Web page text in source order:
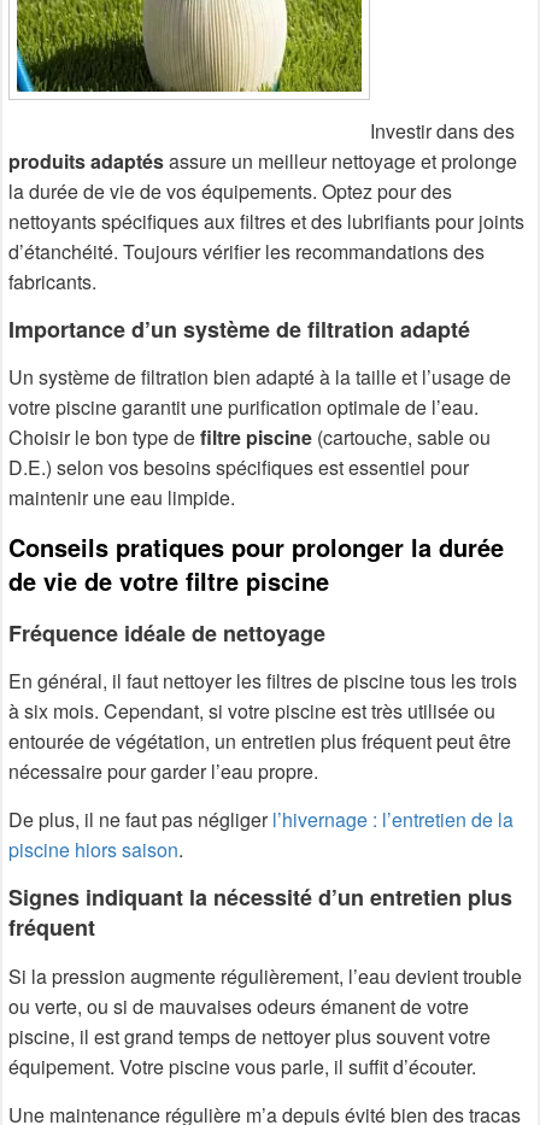
Investir dans des
produits adaptésassure un meilleur nettoyage et prolonge
la durée de vie de vos équipements. Optez pour des
nettoyants spécifiques aux filtres et des lubrifiants pour joints
d’étanchéité. Toujours vérifier les recommandations des
fabricants.
Importance d’un système de filtration adapté
Un système de filtration bien adapté à la taille et l’usage de
votre piscine garantit une purification optimale de l’eau.
Choisir le bon type defiltre piscine (cartouche, sable ou
D.E.) selon vos besoins spécifiques est essentiel pour
maintenir une eau limpide.
Conseils pratiques pour prolonger la durée
de vie de votre filtre piscine
Fréquence idéale de nettoyage
En général, il faut nettoyer les filtres de piscine tous les trois
à six mois. Cependant, si votre piscine est très utilisée ou
entourée de végétation, un entretien plus fréquent peut être
nécessaire pour garder l’eau propre.
De plus, il ne faut pas négligerl’hivernage : l’entretien de la
piscine hiors saison.
Signes indiquant la nécessité d’un entretien plus
fréquent
Si la pression augmente régulièrement, l’eau devient trouble
ou verte, ou si de mauvaises odeurs émanent de votre
piscine, il est grand temps de nettoyer plus souvent votre
équipement. Votre piscine vous parle, il suffit d’écouter.
Une maintenance régulière m’a depuis évité bien des tracas